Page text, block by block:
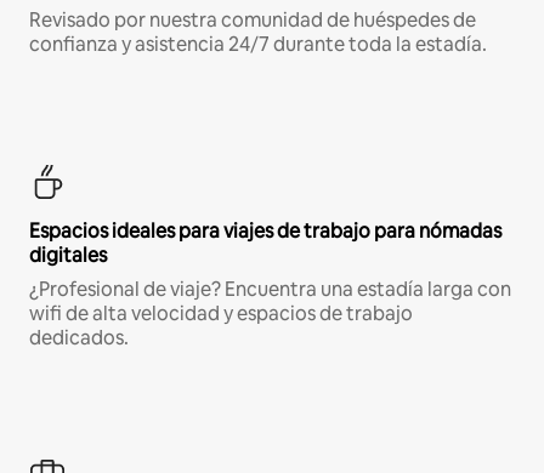
Revisado por nuestra comunidad de huéspedes de
confianza y asistencia 24/7 durante toda la estadía.
Espacios ideales para viajes de trabajo para nómadas
digitales
¿Profesional de viaje? Encuentra una estadía larga con
wifi de alta velocidad y espacios de trabajo
dedicados.